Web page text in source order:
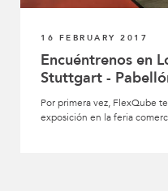
16 FEBRUARY 2017
Encuéntrenos en
Stuttgart -
Por primera vez, FlexQube
exposición en la feria